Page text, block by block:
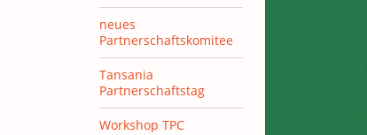
neues
Partnerschaftskomitee
Tansania
Partnerschaftstag
Workshop TPC